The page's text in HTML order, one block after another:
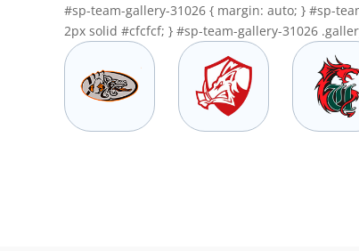
#sp-team-gallery-31026 { margin: auto; } #sp-
2px solid #cfcfcf; } #sp-team-gallery-31026